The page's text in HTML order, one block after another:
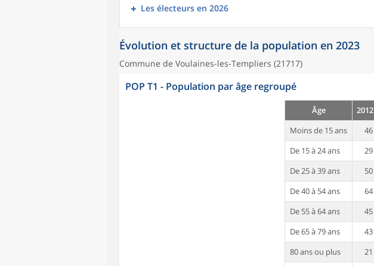
Les électeurs en 2026
Évolution et structure de la population en 2023
Commune de Voulaines-les-Templiers (21717)
POP T1 - Population par âge regroupé
Âge 2012
Moins de 15 ans
46
De 15 à 24 ans
29
De 25 à 39 ans
50
De 40 à 54 ans
64
De 55 à 64 ans
45
De 65 à 79 ans
43
80 ans ou plus
21